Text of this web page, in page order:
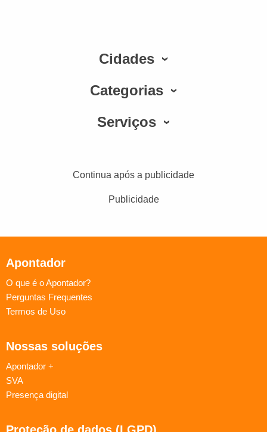
Cidades
Categorias
Serviços
Continua após a publicidade
Publicidade
Apontador
O que é o Apontador?
Perguntas Frequentes
Termos de Uso
Nossas soluções
Apontador +
SVA
Presença digital